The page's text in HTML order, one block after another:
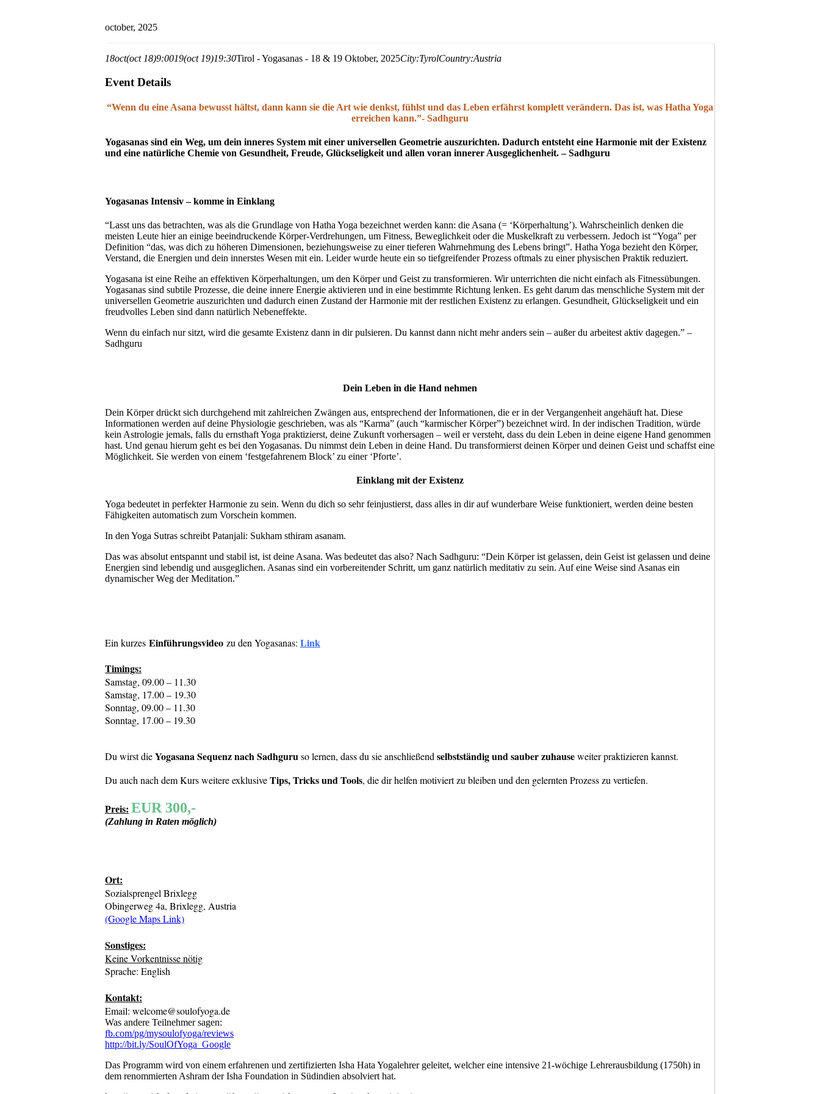
october, 2025
18oct(oct 18)9:0019(oct 19)19:30Tirol - Yogasanas - 18 & 19 Oktober, 2025City:TyrolCountry:Austria
Event Details
“Wenn du eine Asana bewusst hältst, dann kann sie die Art wie denkst, fühlst und das Leben erfährst komplett verändern. Das ist, was Hatha Yoga
erreichen kann.”- Sadhguru
Yogasanas sind ein Weg, um dein inneres System mit einer universellen Geometrie auszurichten. Dadurch entsteht eine Harmonie mit der Existenz
und eine natürliche Chemie von Gesundheit, Freude, Glückseligkeit und allen voran innerer Ausgeglichenheit. – Sadhguru
Yogasanas Intensiv – komme in Einklang
“Lasst uns das betrachten, was als die Grundlage von Hatha Yoga bezeichnet werden kann: die Asana (= ‘Körperhaltung’). Wahrscheinlich denken die
meisten Leute hier an einige beeindruckende Körper-Verdrehungen, um Fitness, Beweglichkeit oder die Muskelkraft zu verbessern. Jedoch ist “Yoga” per
Definition “das, was dich zu höheren Dimensionen, beziehungsweise zu einer tieferen Wahrnehmung des Lebens bringt”. Hatha Yoga bezieht den Körper,
Verstand, die Energien und dein innerstes Wesen mit ein. Leider wurde heute ein so tiefgreifender Prozess oftmals zu einer physischen Praktik reduziert.
Yogasana ist eine Reihe an effektiven Körperhaltungen, um den Körper und Geist zu transformieren. Wir unterrichten die nicht einfach als Fitnessübungen.
Yogasanas sind subtile Prozesse, die deine innere Energie aktivieren und in eine bestimmte Richtung lenken. Es geht darum das menschliche System mit der
universellen Geometrie auszurichten und dadurch einen Zustand der Harmonie mit der restlichen Existenz zu erlangen. Gesundheit, Glückseligkeit und ein
freudvolles Leben sind dann natürlich Nebeneffekte.
Wenn du einfach nur sitzt, wird die gesamte Existenz dann in dir pulsieren. Du kannst dann nicht mehr anders sein – außer du arbeitest aktiv dagegen.” –
Sadhguru
Dein Leben in die Hand nehmen
Dein Körper drückt sich durchgehend mit zahlreichen Zwängen aus, entsprechend der Informationen, die er in der Vergangenheit angehäuft hat. Diese
Informationen werden auf deine Physiologie geschrieben, was als “Karma” (auch “karmischer Körper”) bezeichnet wird. In der indischen Tradition, würde
kein Astrologie jemals, falls du ernsthaft Yoga praktizierst, deine Zukunft vorhersagen – weil er versteht, dass du dein Leben in deine eigene Hand genommen
hast. Und genau hierum geht es bei den Yogasanas. Du nimmst dein Leben in deine Hand. Du transformierst deinen Körper und deinen Geist und schaffst eine
Möglichkeit. Sie werden von einem ‘festgefahrenem Block’ zu einer ‘Pforte’.
Einklang mit der Existenz
Yoga bedeutet in perfekter Harmonie zu sein. Wenn du dich so sehr feinjustierst, dass alles in dir auf wunderbare Weise funktioniert, werden deine besten
Fähigkeiten automatisch zum Vorschein kommen.
In den Yoga Sutras schreibt Patanjali: Sukham sthiram asanam.
Das was absolut entspannt und stabil ist, ist deine Asana. Was bedeutet das also? Nach Sadhguru: “Dein Körper ist gelassen, dein Geist ist gelassen und deine
Energien sind lebendig und ausgeglichen. Asanas sind ein vorbereitender Schritt, um ganz natürlich meditativ zu sein. Auf eine Weise sind Asanas ein
dynamischer Weg der Meditation.”
Ein kurzes Einführungsvideo zu den Yogasanas: Link
Timings:
Samstag, 09.00 – 11.30
Samstag, 17.00 – 19.30
Sonntag, 09.00 – 11.30
Sonntag, 17.00 – 19.30
Du wirst dieYogasana Sequenz nach Sadhguruso lernen, dass du sie anschließend selbstständig und sauber zuhauseweiter praktizieren kannst.
Du auch nach dem Kurs weitere exklusiveTips, Tricks und Tools, die dir helfen motiviert zu bleiben und den gelernten Prozess zu vertiefen.
Preis: EUR 300,-
(Zahlung in Raten möglich)
Ort:
Sozialsprengel Brixlegg
Obingerweg 4a, Brixlegg, Austria
(Google Maps Link)
Sonstiges:
Keine Vorkentnisse nötig
Sprache: English
Kontakt:
Email: welcome@soulofyoga.de
Was andere Teilnehmer sagen:
fb.com/pg/mysoulofyoga/reviews
http://bit.ly/SoulOfYoga_Google
Das Programm wird von einem erfahrenen und zertifizierten Isha Hata Yogalehrer geleitet, welcher eine intensive 21-wöchige Lehrerausbildung (1750h) in
dem renommierten Ashram der Isha Foundation in Südindien absolviert hat.